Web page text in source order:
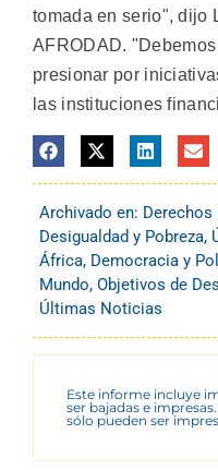
tomada en serio", dijo
AFRODAD.
presionar por
las instituciones
Archivado en: Derechos
Desigualdad y Pobreza,
África, Democracia y
Mundo, Objetivos de
Últimas Noticias
Este informe incluye
ser bajadas e
sólo pueden ser